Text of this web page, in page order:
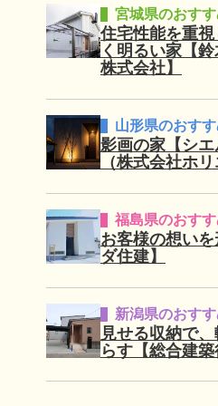
宮城県のおす
住宅性能を重
く明るい家【
株式会社】
山形県のおす
影画の家【シ
（株式会社ホリ
福島県のおす
お客様の想い
ダ住建】
新潟県のおす
見せる収納で
らす【総合建築